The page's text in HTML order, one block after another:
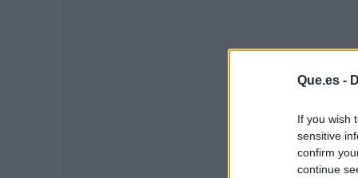
Que.es -
If you wish
sensitive
confirm
continue